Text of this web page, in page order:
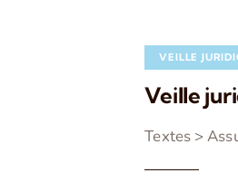
VEILLE
Veille
Textes >